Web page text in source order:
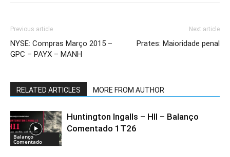
Previous article
NYSE: Compras Março 2015 –
GPC – PAYX – MANH
Next article
Prates: Maioridade penal
RELATED ARTICLES MORE FROM AUTHOR
Balanço
Comentado
Huntington Ingalls – HII – Balanço
Comentado 1T26